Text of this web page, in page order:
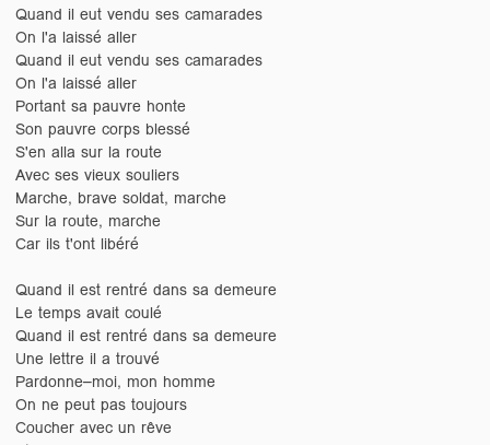
Quand il eut vendu ses camarades
On l'a laissé aller
Quand il eut vendu ses camarades
On l'a laissé aller
Portant sa pauvre honte
Son pauvre corps blessé
S'en alla sur la route
Avec ses vieux souliers
Marche, brave soldat, marche
Sur la route, marche
Car ils t'ont libéré
Quand il est rentré dans sa demeure
Le temps avait coulé
Quand il est rentré dans sa demeure
Une lettre il a trouvé
Pardonne–moi, mon homme
On ne peut pas toujours
Coucher avec un rêve